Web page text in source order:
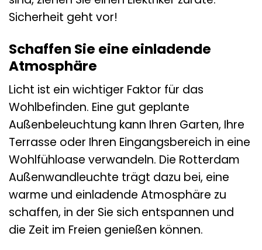
Sicherheit geht vor!
Schaffen Sie eine einladende
Atmosphäre
Licht ist ein wichtiger Faktor für das
Wohlbefinden. Eine gut geplante
Außenbeleuchtung kann Ihren Garten, Ihre
Terrasse oder Ihren Eingangsbereich in eine
Wohlfühloase verwandeln. Die Rotterdam
Außenwandleuchte trägt dazu bei, eine
warme und einladende Atmosphäre zu
schaffen, in der Sie sich entspannen und
die Zeit im Freien genießen können.